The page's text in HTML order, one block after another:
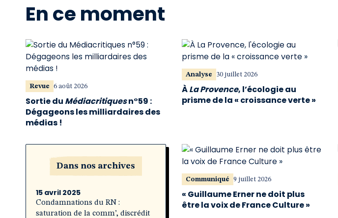
En ce moment
Revue 6 août 2026
Sortie du Médiacritiquesn°59 :
Dégageons les milliardaires des
médias !
Analyse 30 juillet 2026
ÀLa Provence, l’écologie au
prisme de la « croissance verte »
Dans nos archives
15 avril 2025
Condamnations du RN :
saturation de la comm’, discrédit
Communiqué 9 juillet 2026
« Guillaume Erner ne doit plus
être la voix de France Culture »